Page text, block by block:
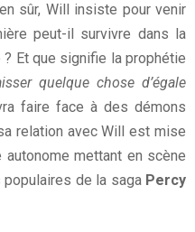
sûr, Will insiste pour venir
peut-il survivre dans la
Et que signifie la prophétie
quelque chose d’égale
faire face à des démons
relation avec Will est mise
autonome mettant en scène
de la sagaPercy